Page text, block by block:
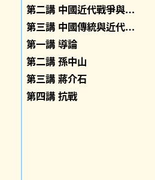
第二講 中國近代戰爭與近代化進程
第三講 中國傳統與近代的政治制度
第一講 導論
第二講 孫中山
第三講 蔣介石
第四講 抗戰